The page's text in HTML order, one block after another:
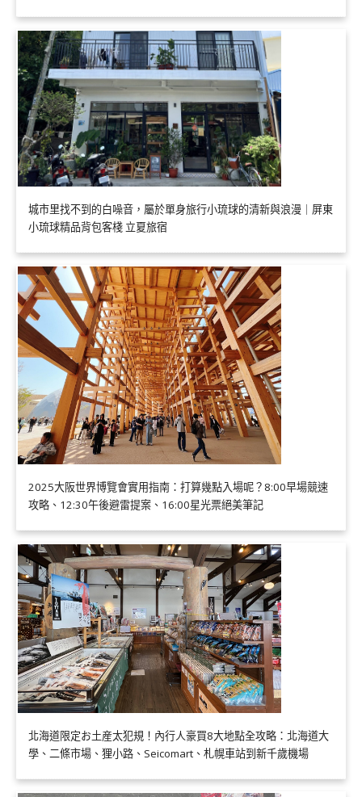
城市里找不到的白噪音，屬於單身旅行小琉球的清新與浪漫｜屏東
小琉球精品背包客棧 立夏旅宿
2025大阪世界博覽會實用指南：打算幾點入場呢？8:00早場競速
攻略、12:30午後避雷提案、16:00星光票絕美筆記
北海道限定お土産太犯規！內行人豪買8大地點全攻略：北海道大
學、二條市場、狸小路、Seicomart、札幌車站到新千歲機場